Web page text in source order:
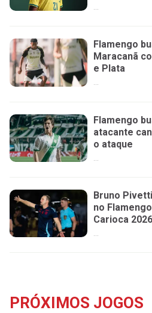
...
Flamengo
Maracanã
e Plata
...
Flamengo
atacante
o ataque
Bruno
no
Carioca 2026
...
PRÓXIMOS JOGOS